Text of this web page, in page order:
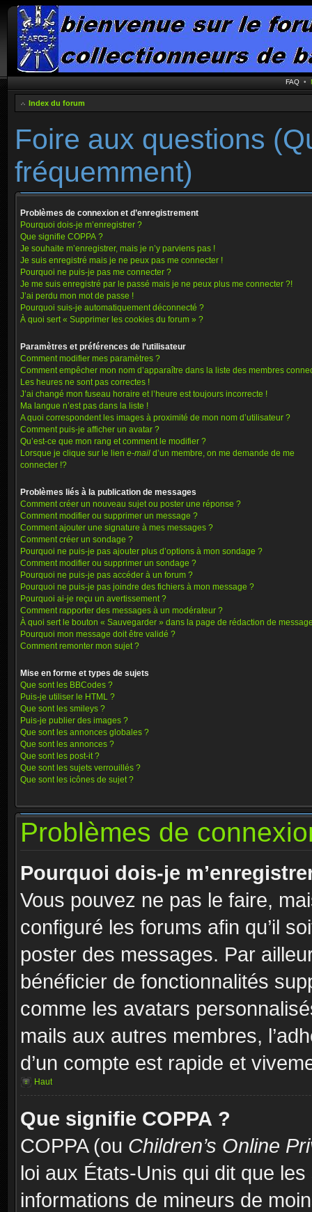
FAQ •
Index du forum
Foire aux questions
fréquemment)
Problèmes de connexion et d’enregistrement
Pourquoi dois-je m’enregistrer ?
Que signifie COPPA ?
Je souhaite m’enregistrer, mais je n’y parviens pas !
Je suis enregistré mais je ne peux pas me connecter !
Pourquoi ne puis-je pas me connecter ?
Je me suis enregistré par le passé mais je ne peux plus me connecter ?!
J’ai perdu mon mot de passe !
Pourquoi suis-je automatiquement déconnecté ?
À quoi sert « Supprimer les cookies du forum » ?
Paramètres et préférences de l’utilisateur
Comment modifier mes paramètres ?
Comment empêcher mon nom d’apparaître dans la liste des membres
Les heures ne sont pas correctes !
J’ai changé mon fuseau horaire et l’heure est toujours incorrecte !
Ma langue n’est pas dans la liste !
A quoi correspondent les images à proximité de mon nom d’utilisateur ?
Comment puis-je afficher un avatar ?
Qu’est-ce que mon rang et comment le modifier ?
Lorsque je clique sur le lien e-mail d’un membre, on me demande de me
connecter !?
Problèmes liés à la publication de messages
Comment créer un nouveau sujet ou poster une réponse ?
Comment modifier ou supprimer un message ?
Comment ajouter une signature à mes messages ?
Comment créer un sondage ?
Pourquoi ne puis-je pas ajouter plus d’options à mon sondage ?
Comment modifier ou supprimer un sondage ?
Pourquoi ne puis-je pas accéder à un forum ?
Pourquoi ne puis-je pas joindre des fichiers à mon message ?
Pourquoi ai-je reçu un avertissement ?
Comment rapporter des messages à un modérateur ?
À quoi sert le bouton « Sauvegarder » dans la page de rédaction de
Pourquoi mon message doit être validé ?
Comment remonter mon sujet ?
Mise en forme et types de sujets
Que sont les BBCodes ?
Puis-je utiliser le HTML ?
Que sont les smileys ?
Puis-je publier des images ?
Que sont les annonces globales ?
Que sont les annonces ?
Que sont les post-it ?
Que sont les sujets verrouillés ?
Que sont les icônes de sujet ?
Problèmes de
Pourquoi dois-je
Vous pouvez ne pas le faire,
configuré les forums afin qu’il
poster des messages. Par
bénéficier de fonctionnalités
comme les avatars
mails aux autres membres,
d’un compte est rapide et
Haut
Que signifie COPPA ?
COPPA (ou Children’s Online
loi aux États-Unis qui dit que
informations de mineurs de